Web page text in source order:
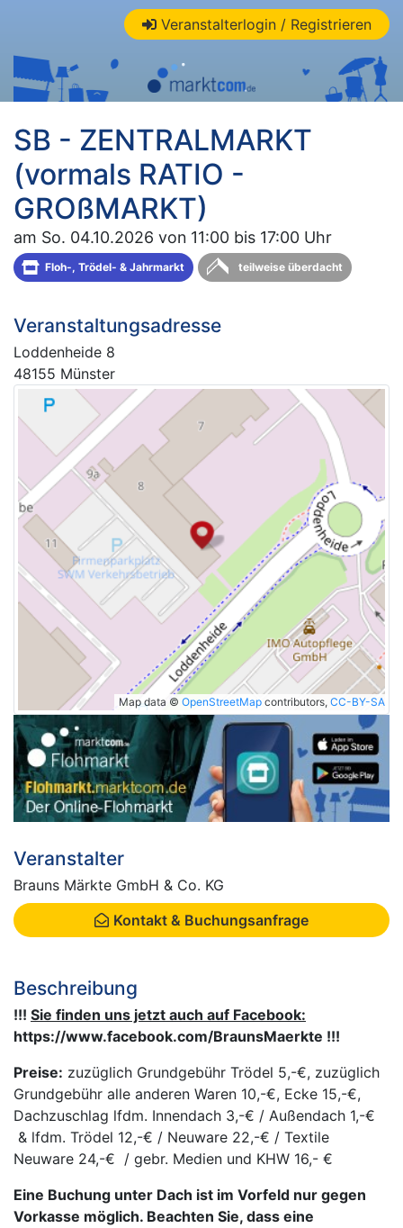
Veranstalterlogin / Registrieren
SB - ZENTRALMARKT
(vormals RATIO -
GROßMARKT)
am So. 04.10.2026 von 11:00 bis 17:00 Uhr
Floh-, Trödel- & Jahrmarkt teilweise überdacht
Veranstaltungsadresse
Loddenheide 8
48155 Münster
Map data © OpenStreetMap contributors, CC-BY-SA
Veranstalter
Brauns Märkte GmbH & Co. KG
Kontakt & Buchungsanfrage
Beschreibung
!!! Sie finden uns jetzt auch auf Facebook:
https://www.facebook.com/BraunsMaerkte !!!
Preise: zuzüglich Grundgebühr Trödel 5,-€, zuzüglich
Grundgebühr alle anderen Waren 10,-€, Ecke 15,-€,
Dachzuschlag lfdm. Innendach 3,-€ / Außendach 1,-€
& lfdm. Trödel 12,-€ / Neuware 22,-€ / Textile
Neuware 24,-€ / gebr. Medien und KHW 16,- €
Eine Buchung unter Dach ist im Vorfeld nur gegen
Vorkasse möglich. Beachten Sie, dass eine